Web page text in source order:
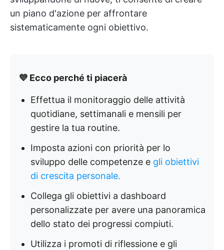
un piano d'azione per affrontare
sistematicamente ogni obiettivo.
💜 Ecco perché ti piacerà
Effettua il monitoraggio delle attività
quotidiane, settimanali e mensili per
gestire la tua routine.
Imposta azioni con priorità per lo
sviluppo delle competenze e gli obiettivi
di crescita personale.
Collega gli obiettivi a dashboard
personalizzate per avere una panoramica
dello stato dei progressi compiuti.
Utilizza i promoti di riflessione e gli